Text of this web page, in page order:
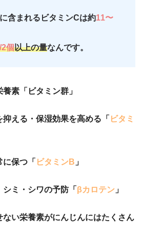
含まれるビタミンCは約11〜
2個以上の量なんです。
素「ビタミン群」
える・保湿効果を高める「 ビタミ
保つ「 ビタミンB 」
ミ・シワの予防「 βカロテン 」
ない栄養素がにんじんにはたくさん